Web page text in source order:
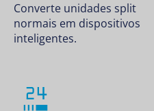
Converte unidades split
normais em dispositivos
inteligentes.